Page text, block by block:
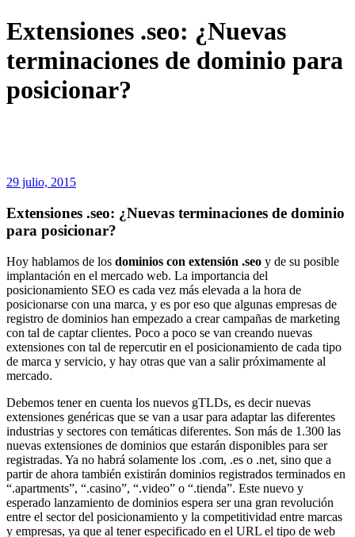
Extensiones .seo: ¿Nuevas
terminaciones de dominio para
posicionar?
29 julio, 2015
Extensiones .seo: ¿Nuevas terminaciones de dominio
para posicionar?
Hoy hablamos de los dominios con extensión .seo y de su posible
implantación en el mercado web. La importancia del
posicionamiento SEO es cada vez más elevada a la hora de
posicionarse con una marca, y es por eso que algunas empresas de
registro de dominios han empezado a crear campañas de marketing
con tal de captar clientes. Poco a poco se van creando nuevas
extensiones con tal de repercutir en el posicionamiento de cada tipo
de marca y servicio, y hay otras que van a salir próximamente al
mercado.
Debemos tener en cuenta los nuevos gTLDs, es decir nuevas
extensiones genéricas que se van a usar para adaptar las diferentes
industrias y sectores con temáticas diferentes. Son más de 1.300 las
nuevas extensiones de dominios que estarán disponibles para ser
registradas. Ya no habrá solamente los .com, .es o .net, sino que a
partir de ahora también existirán dominios registrados terminados en
“.apartments”, “.casino”, “.video” o “.tienda”. Este nuevo y
esperado lanzamiento de dominios espera ser una gran revolución
entre el sector del posicionamiento y la competitividad entre marcas
y empresas, ya que al tener especificado en el URL el tipo de web